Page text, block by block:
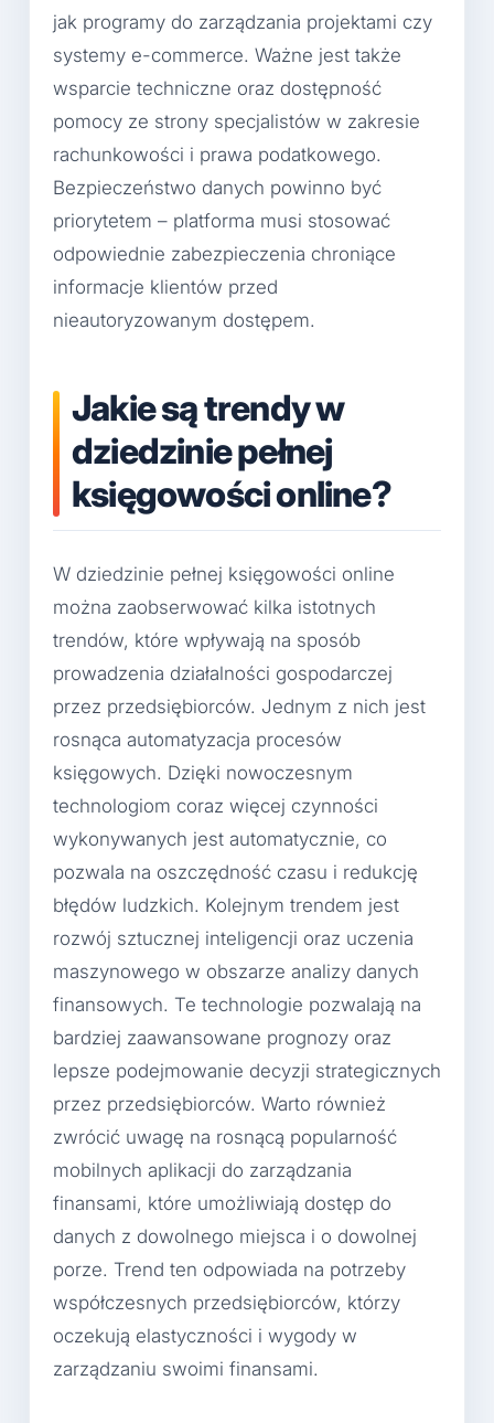
jak programy do zarządzania projektami czy
systemy e-commerce. Ważne jest także
wsparcie techniczne oraz dostępność
pomocy ze strony specjalistów w zakresie
rachunkowości i prawa podatkowego.
Bezpieczeństwo danych powinno być
priorytetem – platforma musi stosować
odpowiednie zabezpieczenia chroniące
informacje klientów przed
nieautoryzowanym dostępem.
Jakie są trendy w
dziedzinie pełnej
księgowości online?
W dziedzinie pełnej księgowości online
można zaobserwować kilka istotnych
trendów, które wpływają na sposób
prowadzenia działalności gospodarczej
przez przedsiębiorców. Jednym z nich jest
rosnąca automatyzacja procesów
księgowych. Dzięki nowoczesnym
technologiom coraz więcej czynności
wykonywanych jest automatycznie, co
pozwala na oszczędność czasu i redukcję
błędów ludzkich. Kolejnym trendem jest
rozwój sztucznej inteligencji oraz uczenia
maszynowego w obszarze analizy danych
finansowych. Te technologie pozwalają na
bardziej zaawansowane prognozy oraz
lepsze podejmowanie decyzji strategicznych
przez przedsiębiorców. Warto również
zwrócić uwagę na rosnącą popularność
mobilnych aplikacji do zarządzania
finansami, które umożliwiają dostęp do
danych z dowolnego miejsca i o dowolnej
porze. Trend ten odpowiada na potrzeby
współczesnych przedsiębiorców, którzy
oczekują elastyczności i wygody w
zarządzaniu swoimi finansami.